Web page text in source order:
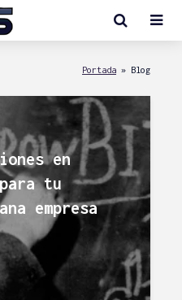
Portada » Blog
en
tu
empresa